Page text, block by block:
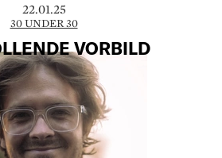
22.01.25
30 UNDER 30
­VORBILD